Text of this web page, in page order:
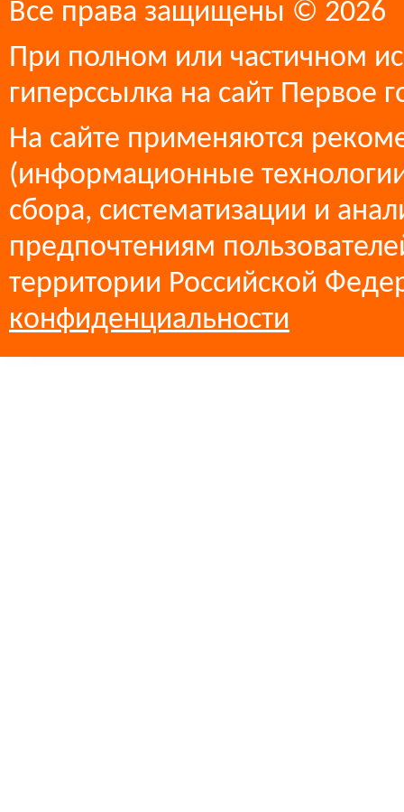
Все права защищены © 2026
При полном или частичном
гиперссылка на сайт Первое
На сайте применяются
(информационные
сбора, систематизации и
предпочтениям
территории Российской
конфиденциальности